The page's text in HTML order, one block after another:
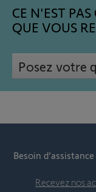
CE N'EST PAS
QUE VOUS
Posez votre
Besoin d’assistance
Recevez nos